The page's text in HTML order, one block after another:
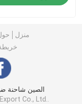
أخبار
اطلب اقتباس
قطع غيار مضخة
أنبوب توصيل
منزل
الصين شاحنة
Co., Ltd..